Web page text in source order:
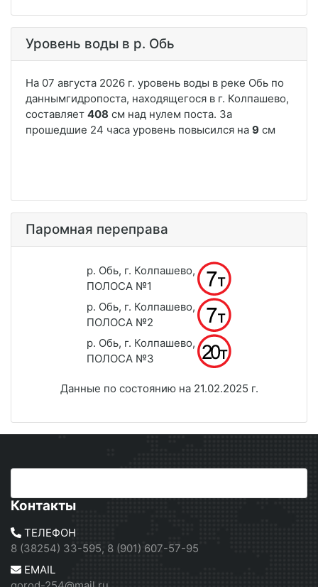
Уровень воды в р. Обь
Паромная переправа
р. Обь, г. Колпашево,
ПОЛОСА №1
р. Обь, г. Колпашево,
ПОЛОСА №2
р. Обь, г. Колпашево,
ПОЛОСА №3
Данные по состоянию на 21.02.2025 г.
Контакты
ТЕЛЕФОН
8 (38254) 33-595, 8 (901) 607-57-95
EMAIL